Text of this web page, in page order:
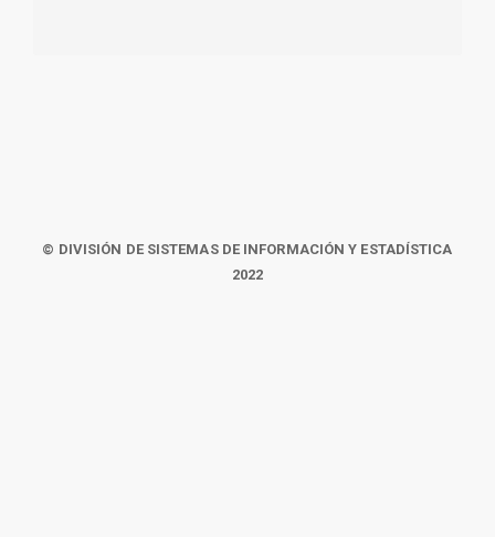
© DIVISIÓN DE SISTEMAS DE INFORMACIÓN Y ESTADÍSTICA
2022